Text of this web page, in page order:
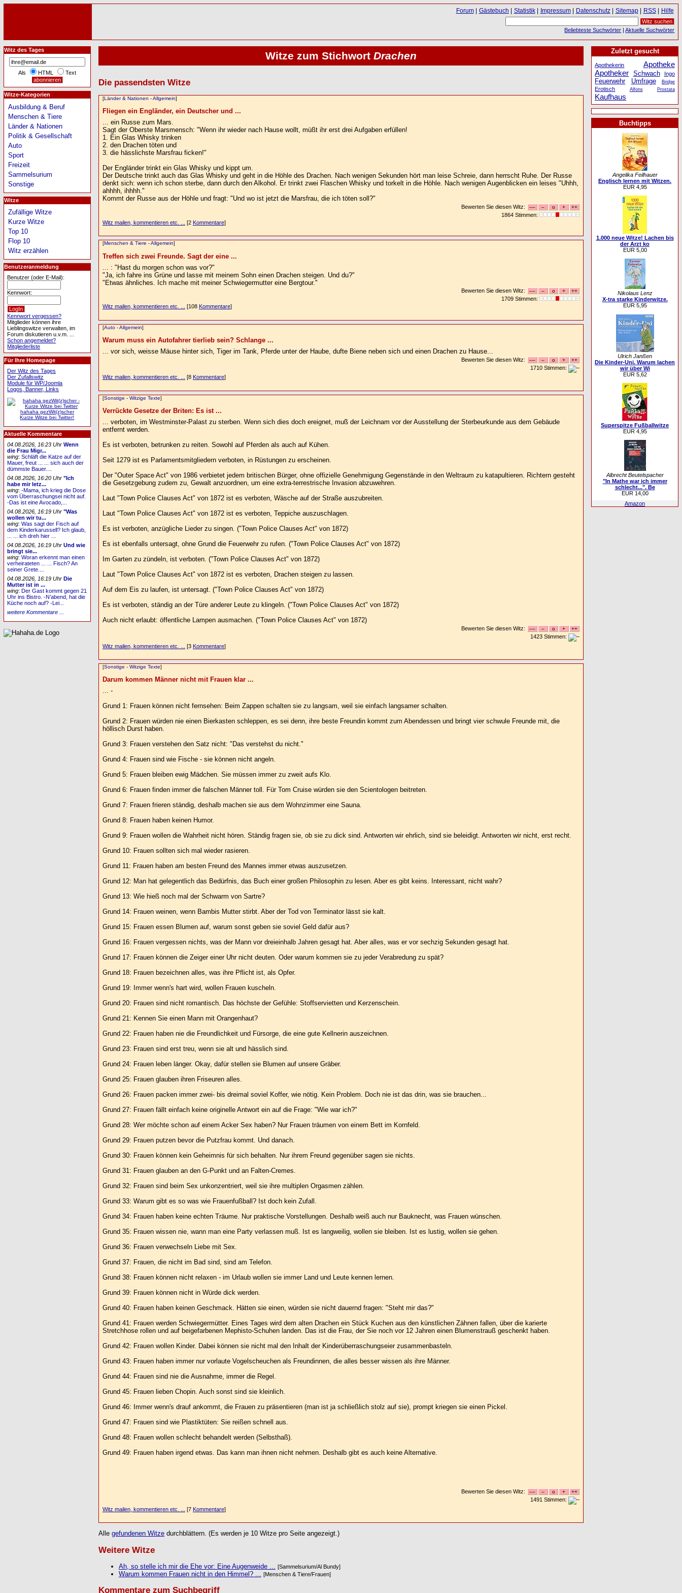
Witze zum Stichwort Drachen
Die passendsten Witze
[Länder & Nationen -Allgemein]
Fliegen ein Engländer, ein Deutscher und ...
... ein Russe zum Mars.
Sagt der Oberste Marsmensch: "Wenn ihr wieder nach Hause wollt, müßt ihr erst drei Aufgaben erfüllen!
1. Ein Glas Whisky trinken
2. den Drachen töten und
3. die hässlichste Marsfrau ficken!"
Der Engländer trinkt ein Glas Whisky und kippt um.
Der Deutsche trinkt auch das Glas Whisky und geht in die Höhle des Drachen. Nach wenigen Sekunden hört man leise Schreie, dann herrscht Ruhe. Der Russe
denkt sich: wenn ich schon sterbe, dann durch den Alkohol. Er trinkt zwei Flaschen Whisky und torkelt in die Höhle. Nach wenigen Augenblicken ein leises "Uhhh,
ahhhh, ihhhh."
Kommt der Russe aus der Höhle und fragt: "Und wo ist jetzt die Marsfrau, die ich töten soll?"
Bewerten Sie diesen Witz:
1864 Stimmen:
Witz mailen, kommentieren etc. ...
[2 Kommentare]
[Menschen & Tiere -Allgemein]
Treffen sich zwei Freunde. Sagt der eine ...
... : "Hast du morgen schon was vor?"
"Ja, ich fahre ins Grüne und lasse mit meinem Sohn einen Drachen steigen. Und du?"
"Etwas ähnliches. Ich mache mit meiner Schwiegermutter eine Bergtour."
Bewerten Sie diesen Witz:
1709 Stimmen:
Witz mailen, kommentieren etc. ...
[108 Kommentare]
[Auto-Allgemein]
Warum muss ein Autofahrer tierlieb sein? Schlange ...
... vor sich, weisse Mäuse hinter sich, Tiger im Tank, Pferde unter der Haube, dufte Biene neben sich und einen Drachen zu Hause...
Bewerten Sie diesen Witz:
1710 Stimmen:
Witz mailen, kommentieren etc. ... [8 Kommentare]
[Sonstige - Witzige Texte]
Verrückte Gesetze der Briten: Es ist ...
... verboten, im Westminster-Palast zu sterben. Wenn sich dies doch ereignet, muß der Leichnam vor der Ausstellung der Sterbeurkunde aus dem Gebäude
entfernt werden.
Es ist verboten, betrunken zu reiten. Sowohl auf Pferden als auch auf Kühen.
Seit 1279 ist es Parlamentsmitgliedern verboten, in Rüstungen zu erscheinen.
Der "Outer Space Act" von 1986 verbietet jedem britischen Bürger, ohne offizielle Genehmigung Gegenstände in den Weltraum zu katapultieren. Richtern gesteht
die Gesetzgebung zudem zu, Gewalt anzuordnen, um eine extra-terrestrische Invasion abzuwehren.
Laut "Town Police Clauses Act" von 1872 ist es verboten, Wäsche auf der Straße auszubreiten.
Laut "Town Police Clauses Act" von 1872 ist es verboten, Teppiche auszuschlagen.
Es ist verboten, anzügliche Lieder zu singen. ("Town Police Clauses Act" von 1872)
Es ist ebenfalls untersagt, ohne Grund die Feuerwehr zu rufen. ("Town Police Clauses Act" von 1872)
Im Garten zu zündeln, ist verboten. ("Town Police Clauses Act" von 1872)
Laut "Town Police Clauses Act" von 1872 ist es verboten, Drachen steigen zu lassen.
Auf dem Eis zu laufen, ist untersagt. ("Town Police Clauses Act" von 1872)
Es ist verboten, ständig an der Türe anderer Leute zu klingeln. ("Town Police Clauses Act" von 1872)
Auch nicht erlaubt: öffentliche Lampen ausmachen. ("Town Police Clauses Act" von 1872)
Bewerten Sie diesen Witz:
1423 Stimmen:
Witz mailen, kommentieren etc. ...
[3 Kommentare]
[Sonstige - Witzige Texte]
Darum kommen Männer nicht mit Frauen klar ...
... -
Grund 1: Frauen können nicht fernsehen: Beim Zappen schalten sie zu langsam, weil sie einfach langsamer schalten.
Grund 2: Frauen würden nie einen Bierkasten schleppen, es sei denn, ihre beste Freundin kommt zum Abendessen und bringt vier schwule Freunde mit, die
höllisch Durst haben.
Grund 3: Frauen verstehen den Satz nicht: "Das verstehst du nicht."
Grund 4: Frauen sind wie Fische - sie können nicht angeln.
Grund 5: Frauen bleiben ewig Mädchen. Sie müssen immer zu zweit aufs Klo.
Grund 6: Frauen finden immer die falschen Männer toll. Für Tom Cruise würden sie den Scientologen beitreten.
Grund 7: Frauen frieren ständig, deshalb machen sie aus dem Wohnzimmer eine Sauna.
Grund 8: Frauen haben keinen Humor.
Grund 9: Frauen wollen die Wahrheit nicht hören. Ständig fragen sie, ob sie zu dick sind. Antworten wir ehrlich, sind sie beleidigt. Antworten wir nicht, erst recht.
Grund 10: Frauen sollten sich mal wieder rasieren.
Grund 11: Frauen haben am besten Freund des Mannes immer etwas auszusetzen.
Grund 12: Man hat gelegentlich das Bedürfnis, das Buch einer großen Philosophin zu lesen. Aber es gibt keins. Interessant, nicht wahr?
Grund 13: Wie hieß noch mal der Schwarm von Sartre?
Grund 14: Frauen weinen, wenn Bambis Mutter stirbt. Aber der Tod von Terminator lässt sie kalt.
Grund 15: Frauen essen Blumen auf, warum sonst geben sie soviel Geld dafür aus?
Grund 16: Frauen vergessen nichts, was der Mann vor dreieinhalb Jahren gesagt hat. Aber alles, was er vor sechzig Sekunden gesagt hat.
Grund 17: Frauen können die Zeiger einer Uhr nicht deuten. Oder warum kommen sie zu jeder Verabredung zu spät?
Grund 18: Frauen bezeichnen alles, was ihre Pflicht ist, als Opfer.
Grund 19: Immer wenn's hart wird, wollen Frauen kuscheln.
Grund 20: Frauen sind nicht romantisch. Das höchste der Gefühle: Stoffservietten und Kerzenschein.
Grund 21: Kennen Sie einen Mann mit Orangenhaut?
Grund 22: Frauen haben nie die Freundlichkeit und Fürsorge, die eine gute Kellnerin auszeichnen.
Grund 23: Frauen sind erst treu, wenn sie alt und hässlich sind.
Grund 24: Frauen leben länger. Okay, dafür stellen sie Blumen auf unsere Gräber.
Grund 25: Frauen glauben ihren Friseuren alles.
Grund 26: Frauen packen immer zwei- bis dreimal soviel Koffer, wie nötig. Kein Problem. Doch nie ist das drin, was sie brauchen...
Grund 27: Frauen fällt einfach keine originelle Antwort ein auf die Frage: "Wie war ich?"
Grund 28: Wer möchte schon auf einem Acker Sex haben? Nur Frauen träumen von einem Bett im Kornfeld.
Grund 29: Frauen putzen bevor die Putzfrau kommt. Und danach.
Grund 30: Frauen können kein Geheimnis für sich behalten. Nur ihrem Freund gegenüber sagen sie nichts.
Grund 31: Frauen glauben an den G-Punkt und an Falten-Cremes.
Grund 32: Frauen sind beim Sex unkonzentriert, weil sie ihre multiplen Orgasmen zählen.
Grund 33: Warum gibt es so was wie Frauenfußball? Ist doch kein Zufall.
Grund 34: Frauen haben keine echten Träume. Nur praktische Vorstellungen. Deshalb weiß auch nur Bauknecht, was Frauen wünschen.
Grund 35: Frauen wissen nie, wann man eine Party verlassen muß. Ist es langweilig, wollen sie bleiben. Ist es lustig, wollen sie gehen.
Grund 36: Frauen verwechseln Liebe mit Sex.
Grund 37: Frauen, die nicht im Bad sind, sind am Telefon.
Grund 38: Frauen können nicht relaxen - im Urlaub wollen sie immer Land und Leute kennen lernen.
Grund 39: Frauen können nicht in Würde dick werden.
Grund 40: Frauen haben keinen Geschmack. Hätten sie einen, würden sie nicht dauernd fragen: "Steht mir das?"
Grund 41: Frauen werden Schwiegermütter. Eines Tages wird dem alten Drachen ein Stück Kuchen aus den künstlichen Zähnen fallen, über die karierte
Stretchhose rollen und auf beigefarbenen Mephisto-Schuhen landen. Das ist die Frau, der Sie noch vor 12 Jahren einen Blumenstrauß geschenkt haben.
Grund 42: Frauen wollen Kinder. Dabei können sie nicht mal den Inhalt der Kinderüberraschungseier zusammenbasteln.
Grund 43: Frauen haben immer nur vorlaute Vogelscheuchen als Freundinnen, die alles besser wissen als ihre Männer.
Grund 44: Frauen sind nie die Ausnahme, immer die Regel.
Grund 45: Frauen lieben Chopin. Auch sonst sind sie kleinlich.
Grund 46: Immer wenn's drauf ankommt, die Frauen zu präsentieren (man ist ja schließlich stolz auf sie), prompt kriegen sie einen Pickel.
Grund 47: Frauen sind wie Plastiktüten: Sie reißen schnell aus.
Grund 48: Frauen wollen schlecht behandelt werden (Selbsthaß).
Grund 49: Frauen haben irgend etwas. Das kann man ihnen nicht nehmen. Deshalb gibt es auch keine Alternative.
Bewerten Sie diesen Witz:
1491 Stimmen:
Witz mailen, kommentieren etc. ...
[7 Kommentare]
Alle gefundenen Witzedurchblättern. (Es werden je 10 Witze pro Seite angezeigt.)
Weitere Witze
Ah, so stelle ich mir die Ehe vor: Eine Augenweide ... [Sammelsurium/Al Bundy]
Warum kommen Frauen nicht in den Himmel? ... [Menschen & Tiere/Frauen]
Kommentare zum Suchbegriff
Witz des Tages
Als HTML Text
Witze-Kategorien
Ausbildung & Beruf
Menschen & Tiere
Länder & Nationen
Politik & Gesellschaft
Auto
Sport
Freizeit
Sammelsurium
Sonstige
Witze
Zufällige Witze
Kurze Witze
Top 10
Flop 10
Witz erzählen
Benutzeranmeldung
Benutzer (oder E-Mail):
Kennwort:
Kennwort vergessen?
Mitglieder können ihre
Lieblingswitze verwalten, im
Forum diskutieren u.v.m. ...
Schon angemeldet?
Mitgliederliste
Für Ihre Homepage
Der Witz des Tages
Der Zufallswitz
Module für WP/Joomla
Logos, Banner, Links
hahaha gezWit(z)scher
Kurze Witze bei Twitter!
Aktuelle Kommentare
04.08.2026, 16:23 Uhr Wenn
die Frau Migr...
wing:Schläft die Katze auf der
Mauer, freut ... ... sich auch der
dümmste Bauer....
04.08.2026, 16:20 Uhr "Ich
habe mir letz...
wing:-Mama, ich krieg die Dose
vom Überraschungsei nicht auf.
-Das ist eine Avocado,...
04.08.2026, 16:19 Uhr "Was
wollen wir tu...
wing:Was sagt der Fisch auf
dem Kinderkarussell? Ich glaub,
... ... ich dreh hier ...
04.08.2026, 16:19 Uhr Und wie
bringt sie...
wing:Woran erkennt man einen
verheirateten ... ... Fisch? An
seiner Grete....
04.08.2026, 16:19 Uhr Die
Mutter ist in ...
wing:Der Gast kommt gegen 21
Uhr ins Bistro. -N’abend, hat die
Küche noch auf? -Lei...
weitere Kommentare ...
Forum| Gästebuch | Statistik| Impressum| Datenschutz| Sitemap| RSS| Hilfe
Beliebteste Suchwörter |Aktuelle Suchwörter
Zuletzt gesucht
Apothekerin
Apotheke
Apotheker Schwach Ingo
Feuerwehr Umfrage Bridge
Erotisch Alfons Prostata
Kaufhaus
Buchtipps
Angelika Feilhauer
Englisch lernen mit Witzen.
EUR 4,95
1.000 neue Witze! Lachen bis
der Arzt ko
EUR 5,00
Nikolaus Lenz
X-tra starke Kinderwitze.
EUR 5,95
Ulrich Janßen
Die Kinder-Uni. Warum lachen
wir über Wi
EUR 5,62
Superspitze Fußballwitze
EUR 4,95
Albrecht Beutelspacher
"In Mathe war ich immer
schlecht...". Be
EUR 14,00
Amazon